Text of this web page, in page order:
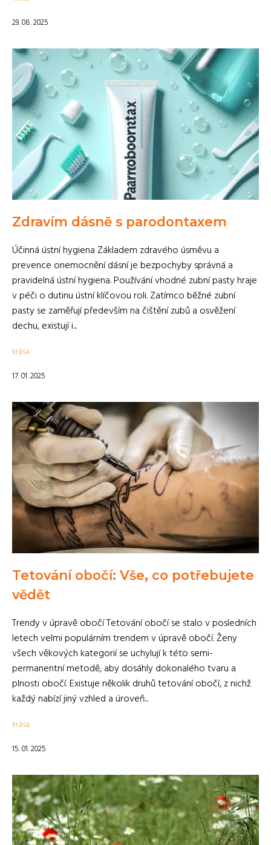
29. 08. 2025
Zdravím dásně s parodontaxem
Účinná ústní hygiena Základem zdravého úsměvu a
prevence onemocnění dásní je bezpochyby správná a
pravidelná ústní hygiena. Používání vhodné zubní pasty hraje
v péči o dutinu ústní klíčovou roli. Zatímco běžné zubní
pasty se zaměřují především na čištění zubů a osvěžení
dechu, existují i...
krása
17. 01. 2025
Tetování obočí: Vše, co potřebujete
vědět
Trendy v úpravě obočí Tetování obočí se stalo v posledních
letech velmi populárním trendem v úpravě obočí. Ženy
všech věkových kategorií se uchylují k této semi-
permanentní metodě, aby dosáhly dokonalého tvaru a
plnosti obočí. Existuje několik druhů tetování obočí, z nichž
každý nabízí jiný vzhled a úroveň...
krása
15. 01. 2025